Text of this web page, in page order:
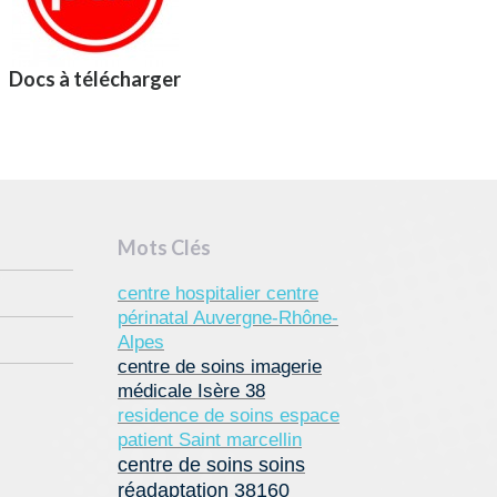
Docs à télécharger
Mots Clés
centre hospitalier centre
périnatal Auvergne-Rhône-
Alpes
centre de soins imagerie
médicale Isère 38
residence de soins espace
patient Saint marcellin
centre de soins soins
réadaptation 38160